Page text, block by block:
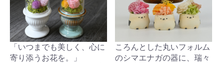
「いつまでも美しく、心に
寄り添うお花を。」
ころんとした丸いフォルム
のシマエナガの器に、瑞々